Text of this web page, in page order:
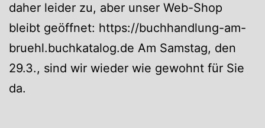
daher leider zu, aber unser Web-Shop
bleibt geöffnet: https://buchhandlung-am-
bruehl.buchkatalog.de Am Samstag, den
29.3., sind wir wieder wie gewohnt für Sie
da.